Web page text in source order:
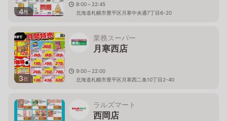
4枚
8:00～22:45
北海道札幌市豊平区月寒中央通7丁目6-20
3枚
業務スーパー
月寒西店
9:00～22:00
北海道札幌市豊平区月寒西二条10丁目2-40
ラルズマート
西岡店